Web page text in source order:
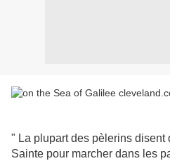
" La plupart des pèlerins disent
Sainte pour marcher dans les